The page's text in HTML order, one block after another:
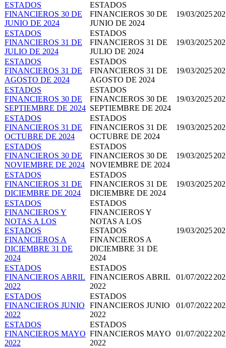
ESTADOS
FINANCIEROS 30 DE
JUNIO DE 2024
ESTADOS
FINANCIEROS 30 DE
JUNIO DE 2024
19/03/2025
ESTADOS
FINANCIEROS 31 DE
JULIO DE 2024
ESTADOS
FINANCIEROS 31 DE
JULIO DE 2024
19/03/2025
ESTADOS
FINANCIEROS 31 DE
AGOSTO DE 2024
ESTADOS
FINANCIEROS 31 DE
AGOSTO DE 2024
19/03/2025
ESTADOS
FINANCIEROS 30 DE
SEPTIEMBRE DE 2024
ESTADOS
FINANCIEROS 30 DE
SEPTIEMBRE DE 2024
19/03/2025
ESTADOS
FINANCIEROS 31 DE
OCTUBRE DE 2024
ESTADOS
FINANCIEROS 31 DE
OCTUBRE DE 2024
19/03/2025
ESTADOS
FINANCIEROS 30 DE
NOVIEMBRE DE 2024
ESTADOS
FINANCIEROS 30 DE
NOVIEMBRE DE 2024
19/03/2025
ESTADOS
FINANCIEROS 31 DE
DICIEMBRE DE 2024
ESTADOS
FINANCIEROS 31 DE
DICIEMBRE DE 2024
19/03/2025
ESTADOS
FINANCIEROS Y
NOTAS A LOS
ESTADOS
FINANCIEROS A
DICIEMBRE 31 DE
2024
ESTADOS
FINANCIEROS Y
NOTAS A LOS
ESTADOS
FINANCIEROS A
DICIEMBRE 31 DE
2024
19/03/2025
ESTADOS
FINANCIEROS ABRIL
2022
ESTADOS
FINANCIEROS ABRIL
2022
01/07/2022
ESTADOS
FINANCIEROS JUNIO
2022
ESTADOS
FINANCIEROS JUNIO
2022
01/07/2022
ESTADOS
FINANCIEROS MAYO
2022
ESTADOS
FINANCIEROS MAYO
2022
01/07/2022